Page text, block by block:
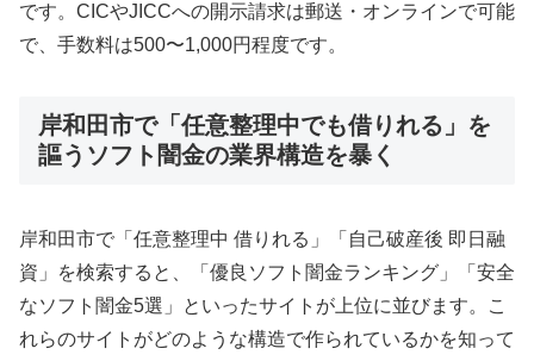
です。CICやJICCへの開示請求は郵送・オンラインで可能
で、手数料は500〜1,000円程度です。
岸和田市で「任意整理中でも借りれる」を
謳うソフト闇金の業界構造を暴く
岸和田市で「任意整理中 借りれる」「自己破産後 即日融
資」を検索すると、「優良ソフト闇金ランキング」「安全
なソフト闇金5選」といったサイトが上位に並びます。こ
れらのサイトがどのような構造で作られているかを知って